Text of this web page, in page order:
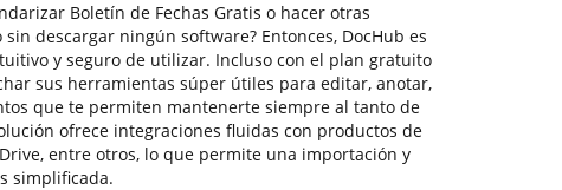
Boletín de Fechas Gratis o hacer otras
descargar ningún software? Entonces, DocHub es
y seguro de utilizar. Incluso con el plan gratuito
sus herramientas súper útiles para editar, anotar,
que te permiten mantenerte siempre al tanto de
ofrece integraciones fluidas con productos de
entre otros, lo que permite una importación y
simplificada.